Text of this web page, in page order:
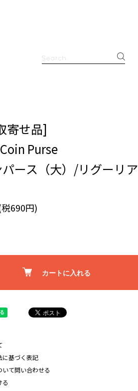
寄せ品]
Purse
ース（大）/リグーリア
690円)
カートに入れる
に基づく表記
いて問い合わせる
る